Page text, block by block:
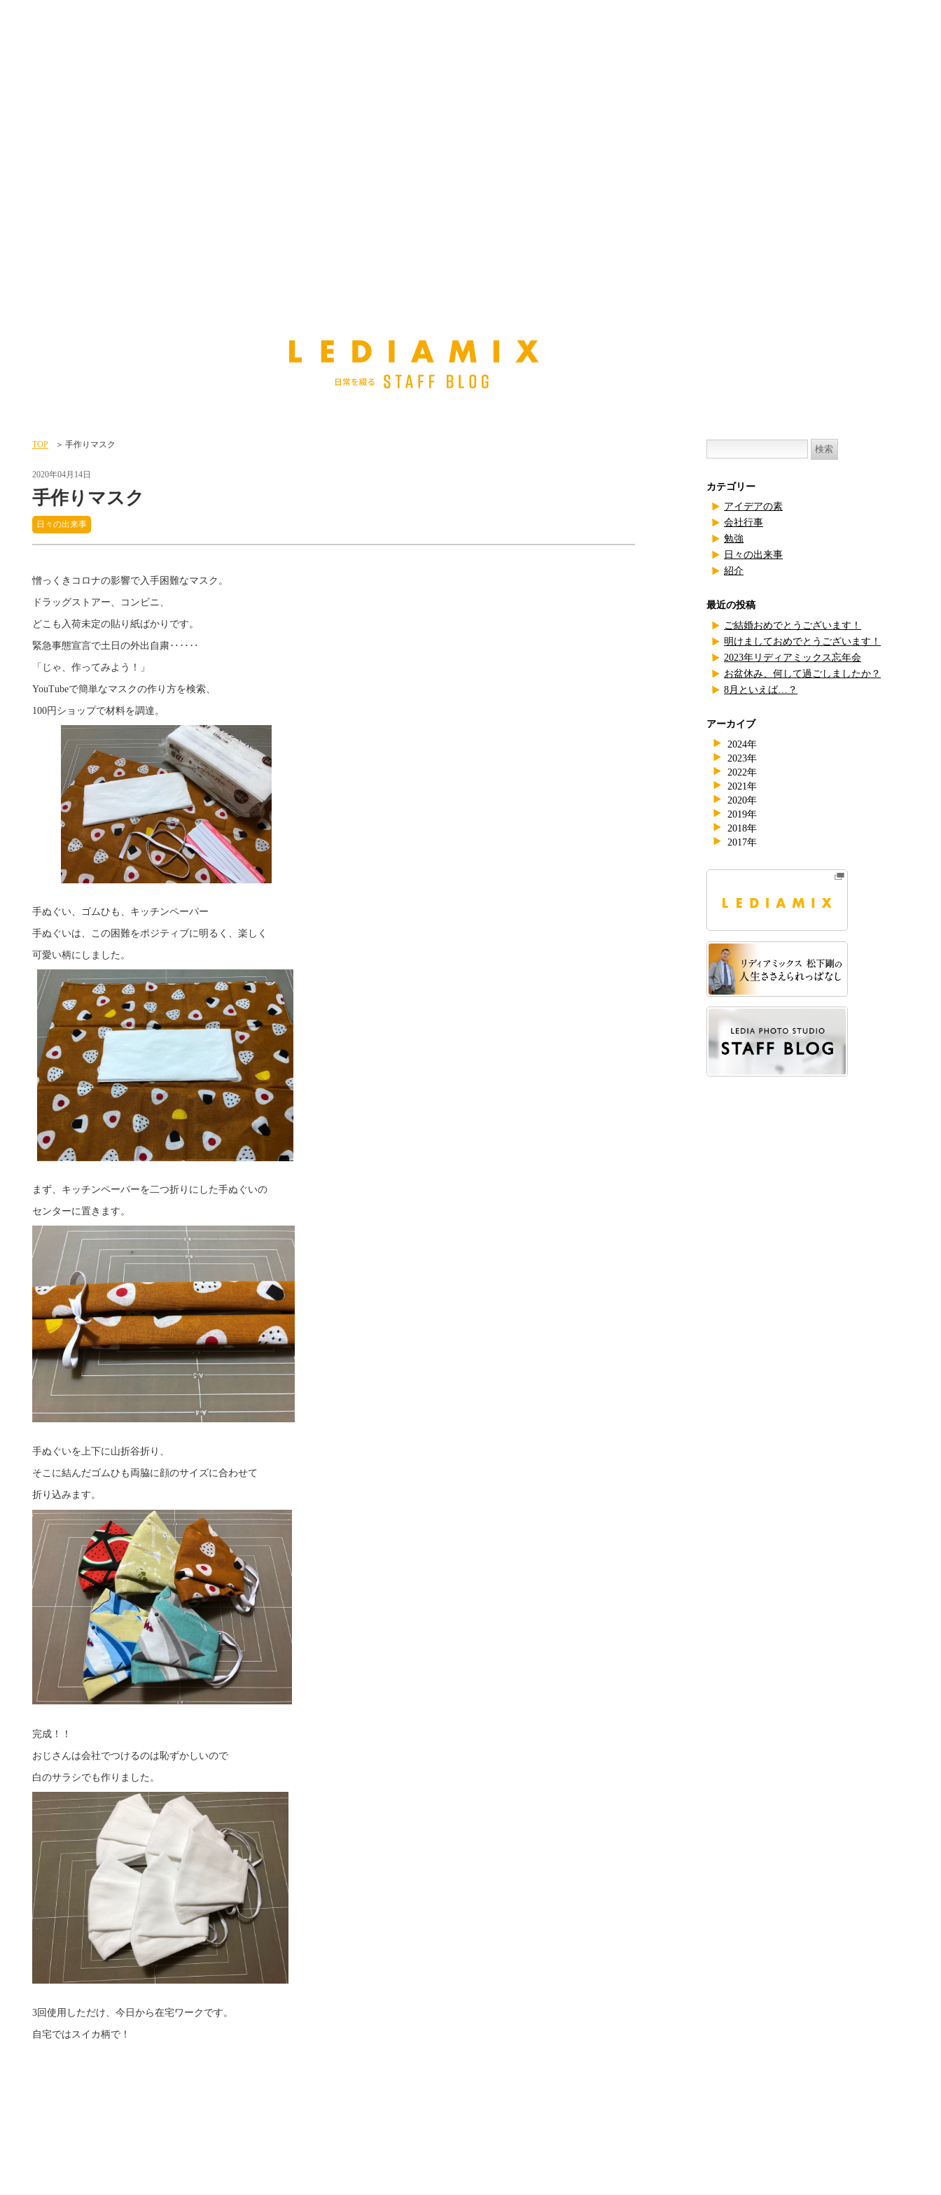
TOP 手作りマスク
2020年04月14日
手作りマスク
日々の出来事
憎っくきコロナの影響で入手困難なマスク。
ドラッグストアー、コンビニ、
どこも入荷未定の貼り紙ばかりです。
緊急事態宣言で土日の外出自粛‥‥‥
「じゃ、作ってみよう！」
YouTubeで簡単なマスクの作り方を検索、
100円ショップで材料を調達。
手ぬぐい、ゴムひも、キッチンペーパー
手ぬぐいは、この困難をポジティブに明るく、楽しく
可愛い柄にしました。
まず、キッチンペーパーを二つ折りにした手ぬぐいの
センターに置きます。
手ぬぐいを上下に山折谷折り、
そこに結んだゴムひも両脇に顔のサイズに合わせて
折り込みます。
完成！！
おじさんは会社でつけるのは恥ずかしいので
白のサラシでも作りました。
3回使用しただけ、今日から在宅ワークです。
自宅ではスイカ柄で！
検
カテゴリー
アイデアの素
会社行事
勉強
日々の出来事
紹介
最近の投稿
ご結婚おめでとうございます！
明けましておめでとうございます！
2023年リディアミックス忘年会
お盆休み、何して過ごしましたか？
8月といえば…？
アーカイブ
2024年
2023年
2022年
2021年
2020年
2019年
2018年
2017年